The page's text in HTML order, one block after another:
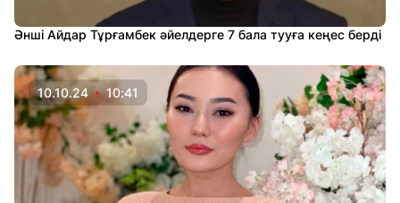
Әнші Айдар Тұрғамбек әйелдерге 7 бала тууға кеңес берді
10.10.24 10:41